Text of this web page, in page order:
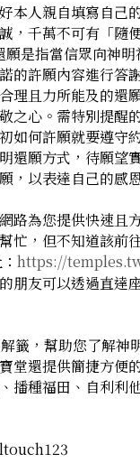
本人親自填寫自己
，千萬不可有「隨
願是指當信眾向神
的許願內容進行答
理且力所能及的還
之心。需特別提醒
如何許願就要遵守
還願方式，待願望
，以表達自己的感
路為您提供快速且
忙，但不知道該前
https://
朋友可以透過直達
籤，幫助您了解神
堂還提供簡捷方便
播種福田、自利利